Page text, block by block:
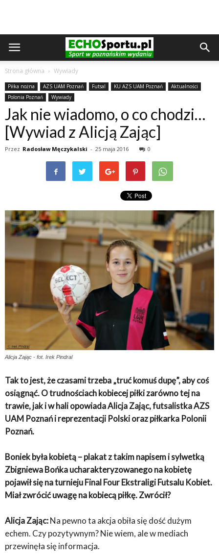
Strona główna Wywiady
Piłka nożna AZS UAM Poznań Futsal KU AZS UAM Poznań
Aktualności
Polonia Poznań
Wywiady
Jak nie wiadomo, o co chodzi…
[Wywiad z Alicją Zając]
Przez Radosław Męczykalski - 25 maja 2016 0
Alicja Zając - fot. Irek Pindral
Tak to jest, że czasami trzeba „truć komuś dupę”, aby coś
osiągnąć. O trudnościach kobiecej piłki zarówno tej na
trawie, jak i w hali opowiada Alicja Zając, futsalistka AZS
UAM Poznań i reprezentacji Polski oraz piłkarka Polonii
Poznań.
Boniek była kobietą – plakat z takim napisem i sylwetką
Zbigniewa Bońka ucharakteryzowanego na kobietę
pojawił się na turnieju Final Four Ekstraligi Futsalu Kobiet.
Miał zwrócić uwagę na kobiecą piłkę. Zwrócił?
Alicja Zając:Na pewno ta akcja obiła się dość dużym
echem. Czy pozytywnym? Nie wiem, ale w mediach
przewinęła się informacja.